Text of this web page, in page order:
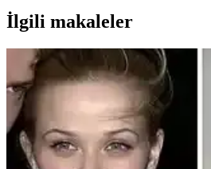
İlgili makaleler